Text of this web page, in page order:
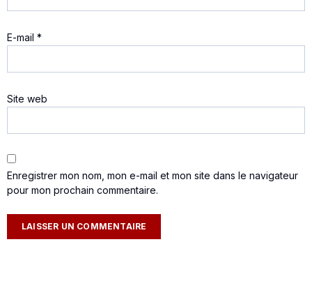
E-mail *
Site web
Enregistrer mon nom, mon e-mail et mon site dans le navigateur
pour mon prochain commentaire.